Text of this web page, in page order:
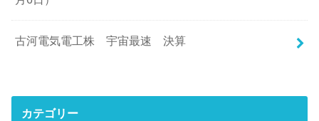
古河電気電工株 宇宙最速 決算
カテゴリー